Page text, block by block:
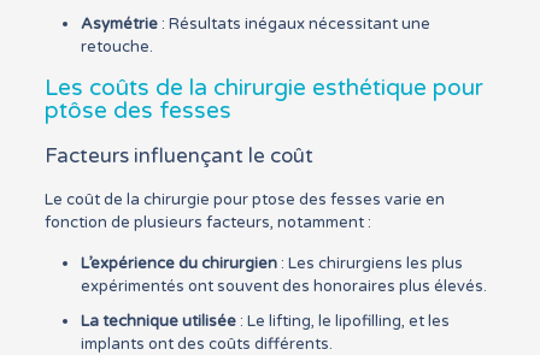
Asymétrie: Résultats inégaux nécessitant une
retouche.
Les coûts de la chirurgie esthétique pour
ptôse des fesses
Facteurs influençant le coût
Le coût de la chirurgie pour ptose des fesses varie en
fonction de plusieurs facteurs, notamment :
L’expérience du chirurgien: Les chirurgiens les plus
expérimentés ont souvent des honoraires plus élevés.
La technique utilisée: Le lifting, le lipofilling, et les
implants ont des coûts différents.